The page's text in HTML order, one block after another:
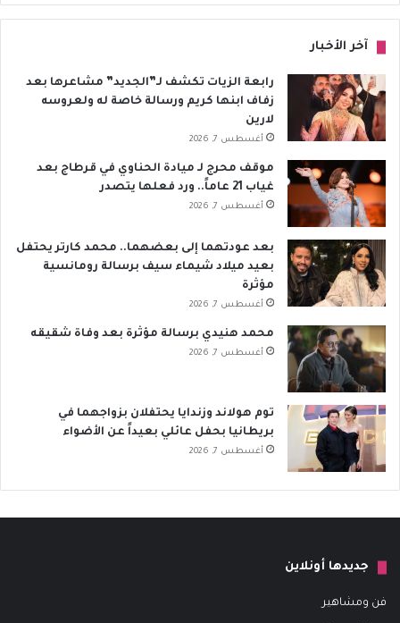
آخر الأخبار
رابعة الزيات تكشف لـ”الجديد” مشاعرها بعد
زفاف ابنها كريم ورسالة خاصة له ولعروسه
لارين
أغسطس 7, 2026
موقف محرج لـ ميادة الحناوي في قرطاج بعد
غياب 21 عاماً.. ورد فعلها يتصدر
أغسطس 7, 2026
بعد عودتهما إلى بعضهما.. محمد كارتر يحتفل
بعيد ميلاد شيماء سيف برسالة رومانسية
مؤثرة
أغسطس 7, 2026
محمد هنيدي برسالة مؤثرة بعد وفاة شقيقه
أغسطس 7, 2026
توم هولاند وزندايا يحتفلان بزواجهما في
بريطانيا بحفل عائلي بعيداً عن الأضواء
أغسطس 7, 2026
جديدها أونلاين
فن ومشاهير